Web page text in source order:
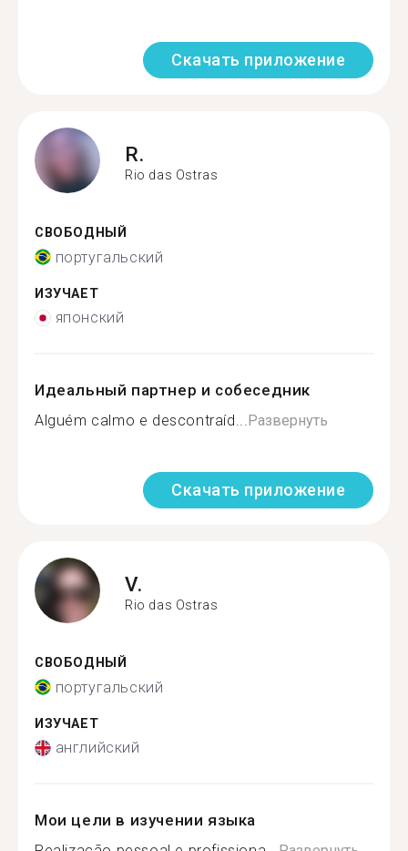
Скачать приложение
R.
Rio das Ostras
СВОБОДНЫЙ
португальский
ИЗУЧАЕТ
японский
Идеальный партнер и собеседник
Alguém calmo e descontraíd...Развернуть
Скачать приложение
V.
Rio das Ostras
СВОБОДНЫЙ
португальский
ИЗУЧАЕТ
английский
Мои цели в изучении языка